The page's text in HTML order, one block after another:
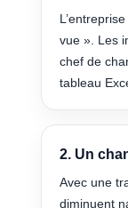
vue ». Les
chef de
tableau
2. Un
Avec une
diminuent